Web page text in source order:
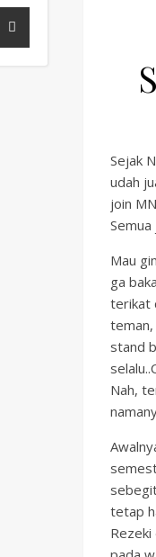
Sejak
udah
join
Semua
Mau
ga
terikat
teman,
stand
Nah,
tetap